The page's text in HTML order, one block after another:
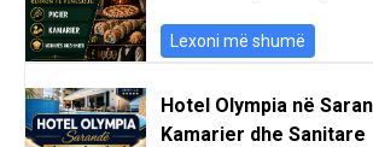
Lexoni më shumë
Hotel Olympia në
Kamarier dhe Sanitare